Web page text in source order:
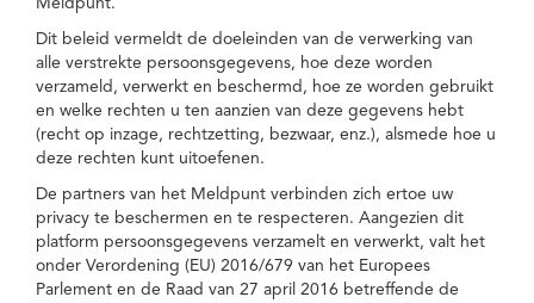
Meldpunt.
Dit beleid vermeldt de doeleinden van de verwerking van
alle verstrekte persoonsgegevens, hoe deze worden
verzameld, verwerkt en beschermd, hoe ze worden gebruikt
en welke rechten u ten aanzien van deze gegevens hebt
(recht op inzage, rechtzetting, bezwaar, enz.), alsmede hoe u
deze rechten kunt uitoefenen.
De partners van het Meldpunt verbinden zich ertoe uw
privacy te beschermen en te respecteren. Aangezien dit
platform persoonsgegevens verzamelt en verwerkt, valt het
onder Verordening (EU) 2016/679 van het Europees
Parlement en de Raad van 27 april 2016 betreffende de